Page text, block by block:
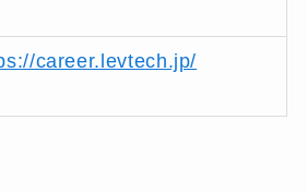
career.levtech.jp/